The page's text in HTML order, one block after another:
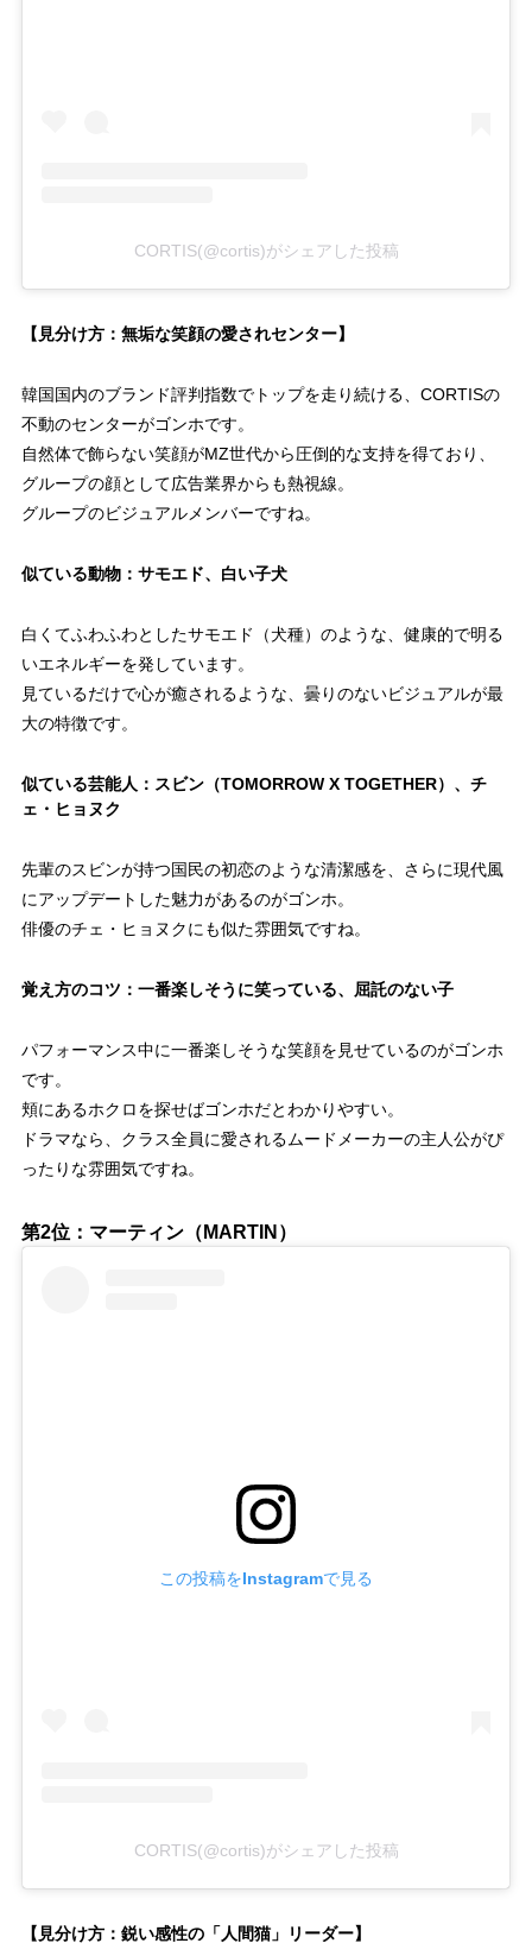
CORTIS(@cortis)がシェアした投稿
【見分け方：無垢な笑顔の愛されセンター】
韓国国内のブランド評判指数でトップを走り続ける、CORTISの
不動のセンターがゴンホです。
自然体で飾らない笑顔がMZ世代から圧倒的な支持を得ており、
グループの顔として広告業界からも熱視線。
グループのビジュアルメンバーですね。
似ている動物：サモエド、白い子犬
白くてふわふわとしたサモエド（犬種）のような、健康的で明る
いエネルギーを発しています。
見ているだけで心が癒されるような、曇りのないビジュアルが最
大の特徴です。
似ている芸能人：スビン（TOMORROW X TOGETHER）、チ
ェ・ヒョヌク
先輩のスビンが持つ国民の初恋のような清潔感を、さらに現代風
にアップデートした魅力があるのがゴンホ。
俳優のチェ・ヒョヌクにも似た雰囲気ですね。
覚え方のコツ：一番楽しそうに笑っている、屈託のない子
パフォーマンス中に一番楽しそうな笑顔を見せているのがゴンホ
です。
頬にあるホクロを探せばゴンホだとわかりやすい。
ドラマなら、クラス全員に愛されるムードメーカーの主人公がぴ
ったりな雰囲気ですね。
第2位：マーティン（MARTIN）
この投稿をInstagramで見る
CORTIS(@cortis)がシェアした投稿
【見分け方：鋭い感性の「人間猫」リーダー】